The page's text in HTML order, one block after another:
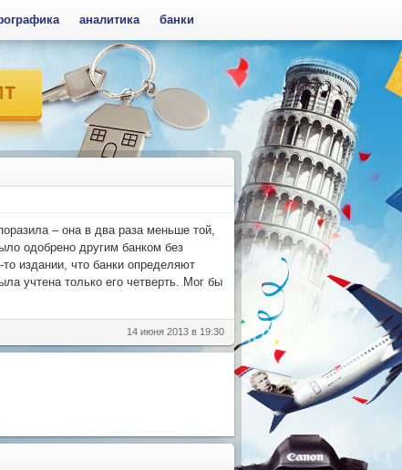
– она в два раза меньше той,
одобрено другим банком без
издании, что банки определяют
учтена только его четверть. Мог бы
14 июня 2013 в 19:30
аналитика банки